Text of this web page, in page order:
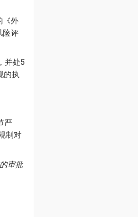
《外
险评
并处5
的执
严
制对
审批